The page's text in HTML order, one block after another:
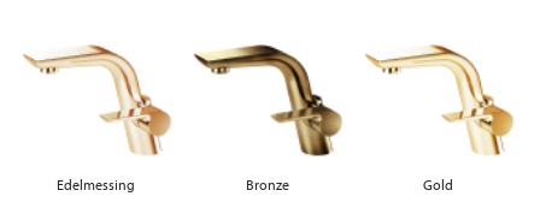
Edelmessing Bronze Gold